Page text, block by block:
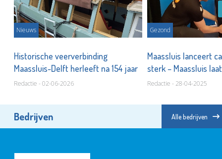
Nieuws
Historische veerverbinding
Maassluis-Delft herleeft na 154 jaar
Redactie - 02-06-2026
Gezond
Maassluis lanceert
sterk – Maassluis
Redactie - 28-04-2025
Bedrijven Alle bedrijven